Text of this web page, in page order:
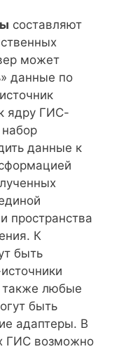
составляют
может
данные по
ядру ГИС-
данные к
пространства
К
быть
также любые
быть
адаптеры. В
ГИС возможно